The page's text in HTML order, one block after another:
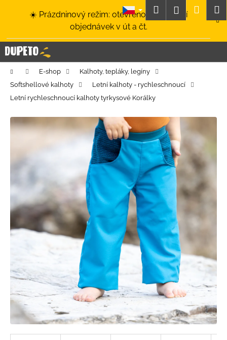
☀️ Prázdninový režim: otevřeno a odesílání
objednávek v út a čt.
HledatPřihlášení
Domů E-shop
Kalhoty, tepláky, legíny
Softshellové kalhoty
Letní kalhoty - rychleschnoucí
Letní rychleschnoucí kalhoty tyrkysové Korálky
í
k C
o
p
o
ř
e
u
e
t
e
n
a
í
t
?